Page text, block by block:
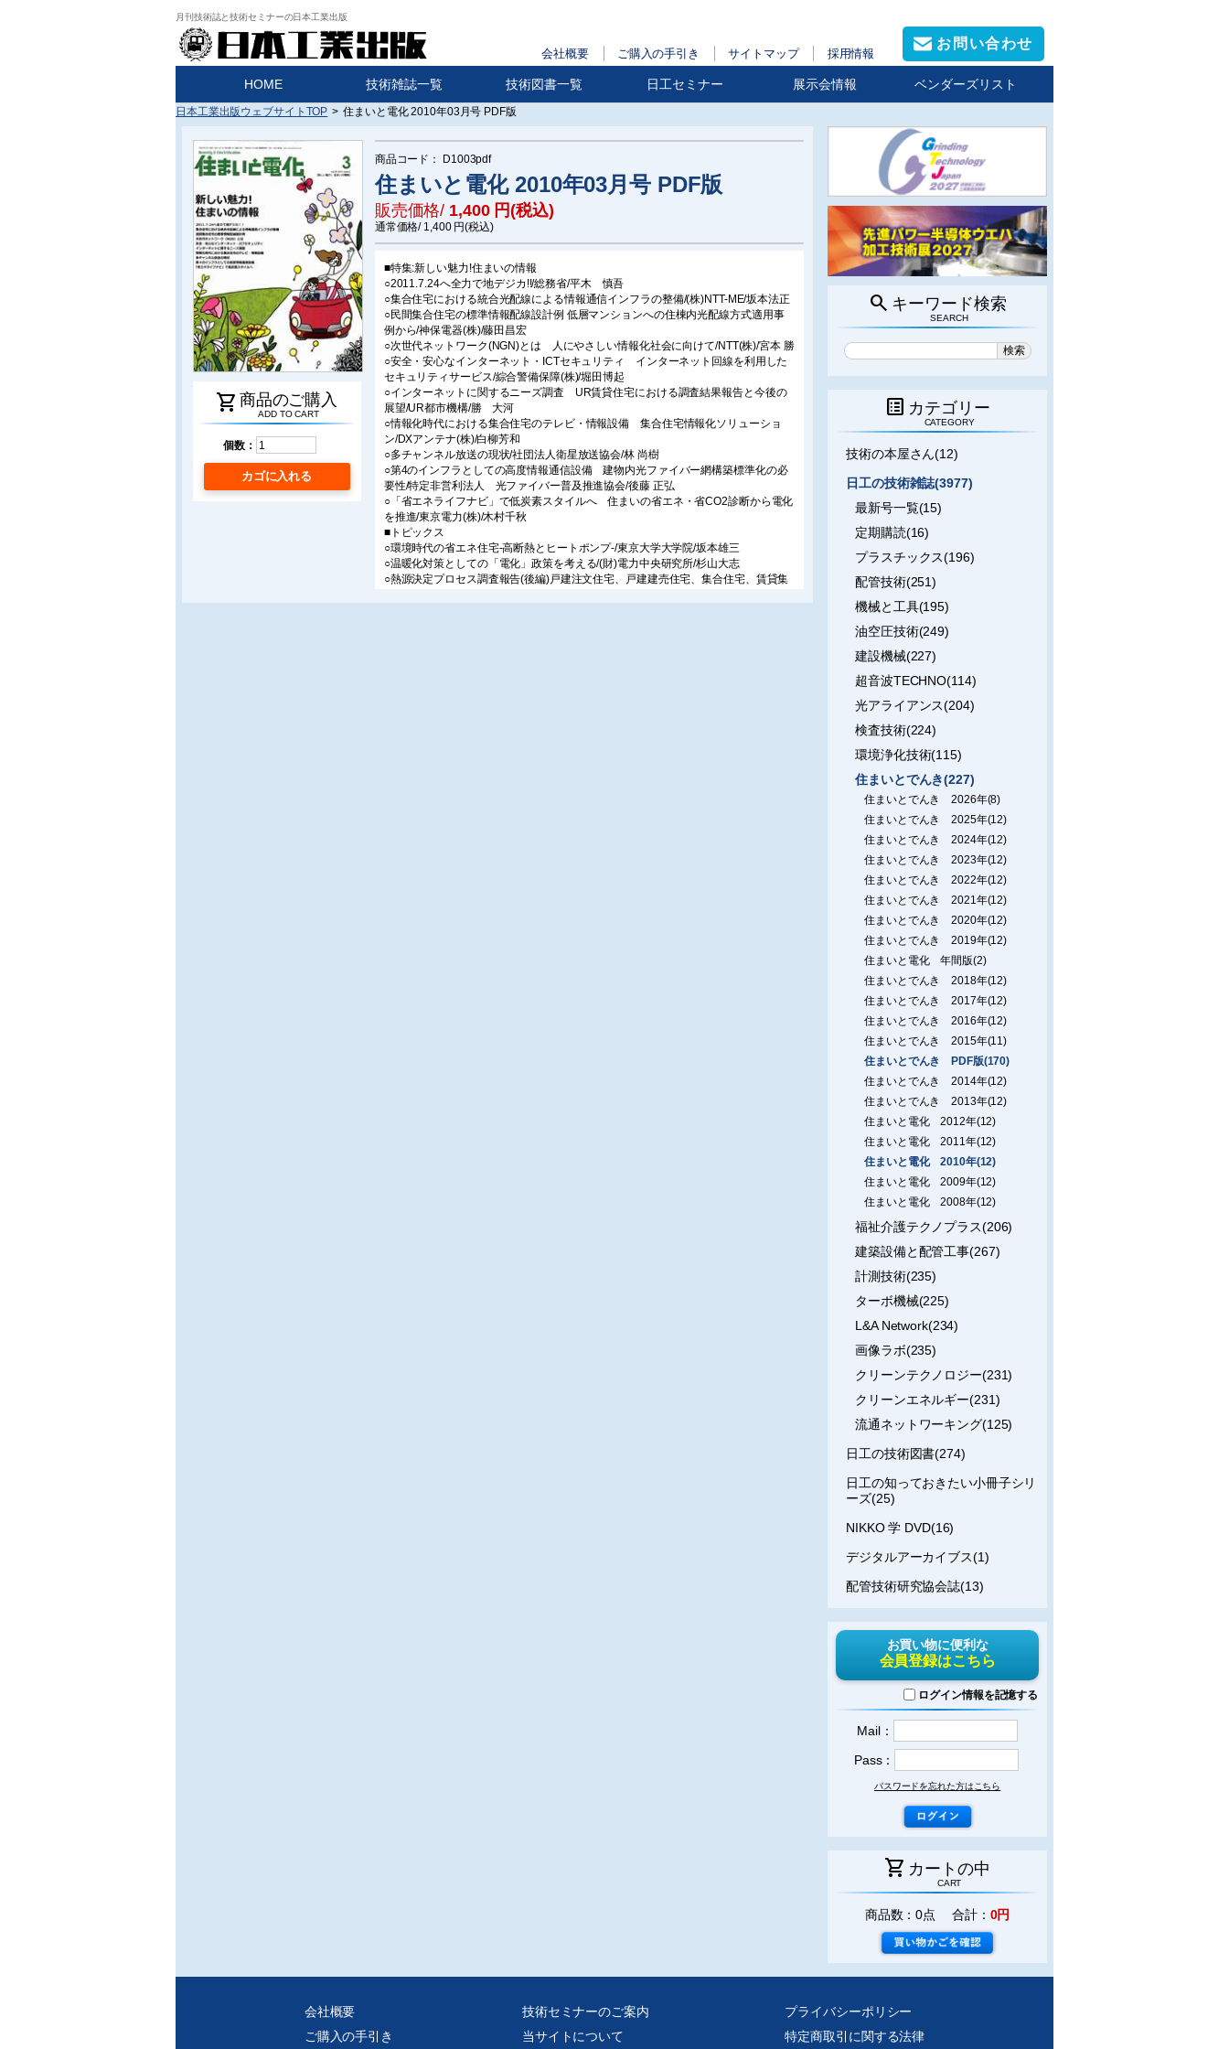
月刊技術誌と技術セミナーの日本工業出版
会社概要 ご購入の手引き サイトマップ 採用情報
お問い合わせ
HOME 技術雑誌一覧 技術図書一覧 日工セミナー 展示会情報 ベンダーズリスト
日本工業出版ウェブサイトTOP > 住まいと電化 2010年03月号 PDF版
shopping_cart 商品のご購入
ADD TO CART
個数：
カゴに入れる
商品コード： D1003pdf
住まいと電化 2010年03月号 PDF版
販売価格/ 1,400円(税込)
通常価格/ 1,400円(税込)
■特集:新しい魅力!住まいの情報
○2011.7.24へ全力で地デジカ!!/総務省/平木 慎吾
○集合住宅における統合光配線による情報通信インフラの整備/(株)NTT-ME/坂本法正
○民間集合住宅の標準情報配線設計例 低層マンションへの住棟内光配線方式適用事
例から/神保電器(株)/藤田昌宏
○次世代ネットワーク(NGN)とは 人にやさしい情報化社会に向けて/NTT(株)/宮本 勝
○安全・安心なインターネット・ICTセキュリティ インターネット回線を利用した
セキュリティサービス/綜合警備保障(株)/堀田博起
○インターネットに関するニーズ調査 UR賃貸住宅における調査結果報告と今後の
展望/UR都市機構/勝 大河
○情報化時代における集合住宅のテレビ・情報設備 集合住宅情報化ソリューショ
ン/DXアンテナ(株)/白柳芳和
○多チャンネル放送の現状/社団法人衛星放送協会/林 尚樹
○第4のインフラとしての高度情報通信設備 建物内光ファイバー網構築標準化の必
要性/特定非営利法人 光ファイバー普及推進協会/後藤 正弘
○「省エネライフナビ」で低炭素スタイルへ 住まいの省エネ・省CO2診断から電化
を推進/東京電力(株)/木村千秋
■トピックス
○環境時代の省エネ住宅-高断熱とヒートポンプ-/東京大学大学院/坂本雄三
○温暖化対策としての「電化」政策を考える/(財)電力中央研究所/杉山大志
○熱源決定プロセス調査報告(後編)戸建注文住宅、戸建建売住宅、集合住宅、賃貸集
search キーワード検索
SEARCH
list_alt カテゴリー
CATEGORY
技術の本屋さん(12)
日工の技術雑誌(3977)
最新号一覧(15)
定期購読(16)
プラスチックス(196)
配管技術(251)
機械と工具(195)
油空圧技術(249)
建設機械(227)
超音波TECHNO(114)
光アライアンス(204)
検査技術(224)
環境浄化技術(115)
住まいとでんき(227)
住まいとでんき 2026年(8)
住まいとでんき 2025年(12)
住まいとでんき 2024年(12)
住まいとでんき 2023年(12)
住まいとでんき 2022年(12)
住まいとでんき 2021年(12)
住まいとでんき 2020年(12)
住まいとでんき 2019年(12)
住まいと電化 年間版(2)
住まいとでんき 2018年(12)
住まいとでんき 2017年(12)
住まいとでんき 2016年(12)
住まいとでんき 2015年(11)
住まいとでんき PDF版(170)
住まいとでんき 2014年(12)
住まいとでんき 2013年(12)
住まいと電化 2012年(12)
住まいと電化 2011年(12)
住まいと電化 2010年(12)
住まいと電化 2009年(12)
住まいと電化 2008年(12)
福祉介護テクノプラス(206)
建築設備と配管工事(267)
計測技術(235)
ターボ機械(225)
L&A Network(234)
画像ラボ(235)
クリーンテクノロジー(231)
クリーンエネルギー(231)
流通ネットワーキング(125)
日工の技術図書(274)
日工の知っておきたい小冊子シリ
ーズ(25)
NIKKO 学 DVD(16)
デジタルアーカイブス(1)
配管技術研究協会誌(13)
お買い物に便利な
会員登録はこちら
ログイン情報を記憶する
Mail：
Pass：
パスワードを忘れた方はこちら
shopping_cart カートの中
CART
商品数：0点 合計： 0円
会社概要
ご購入の手引き
技術セミナーのご案内
当サイトについて
プライバシーポリシー
特定商取引に関する法律